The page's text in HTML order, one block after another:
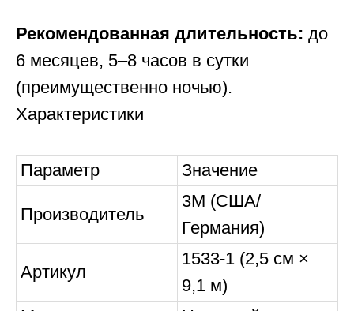
Рекомендованная длительность: до
6 месяцев, 5–8 часов в сутки
(преимущественно ночью).
Характеристики
Параметр Значение
Производитель
3M (США/
Германия)
Артикул
1533-1 (2,5 см ×
9,1 м)